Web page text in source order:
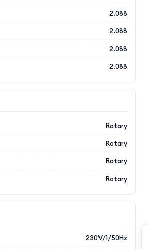
2.088
2.088
2.088
2.088
Rotary
Rotary
Rotary
Rotary
230V/1/50Hz